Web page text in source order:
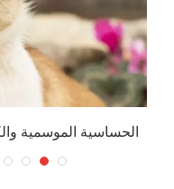
الحساسية الموسمية